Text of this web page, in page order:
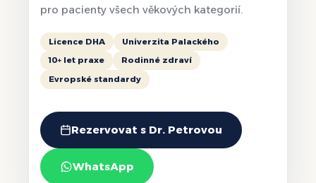
pro pacienty všech věkových kategorií.
Licence DHA
Univerzita Palackého
10+ let praxe
Rodinné zdraví
Evropské standardy
Rezervovat s Dr. Petrovou
WhatsApp